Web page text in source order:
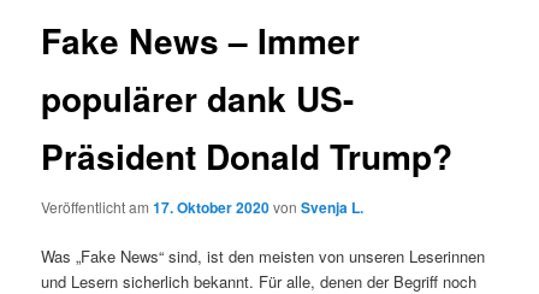
Fake News – Immer
populärer dank US-
Präsident Donald Trump?
Veröffentlicht am17. Oktober 2020vonSvenja L.
Was „Fake News“ sind, ist den meisten von unseren Leserinnen
und Lesern sicherlich bekannt. Für alle, denen der Begriff noch